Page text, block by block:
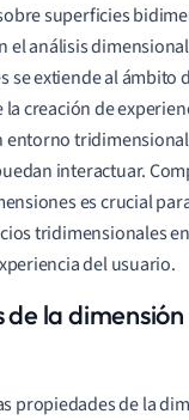
superficies
el análisis
se extiende al ámbito
la creación de
entorno
interactuar.
es crucial
tridimensionales
del usuario.
la
propiedades de la